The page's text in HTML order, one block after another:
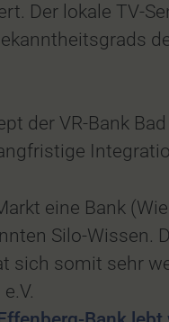
Der lokale TV-
der VR-Bank
eine Bank
Silo-
sich somit sehr